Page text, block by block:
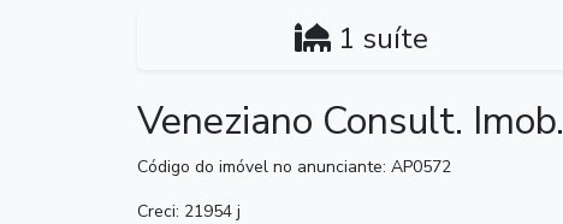
1 suíte
Veneziano Consult. Imob.
Código do imóvel no anunciante: AP0572
Creci: 21954 j